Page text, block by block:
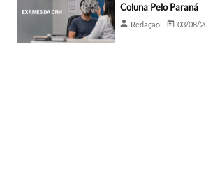
Coluna Pelo Paraná
Redação 03/08/